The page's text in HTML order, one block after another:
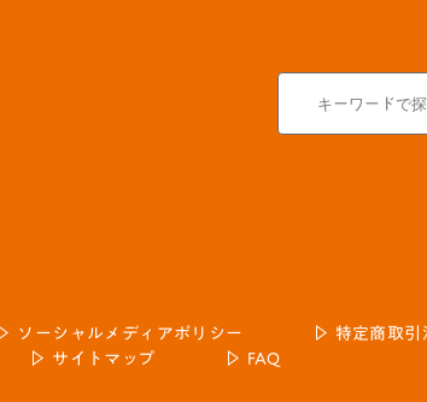
ソーシャルメディアポリシー
特定商取引
サイトマップ
FAQ